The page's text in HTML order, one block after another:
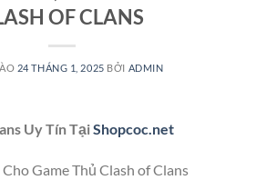
OF CLANS
24 THÁNG 1, 2025 BỞI ADMIN
Uy Tín TạiShopcoc.net
Game Thủ Clash of Clans